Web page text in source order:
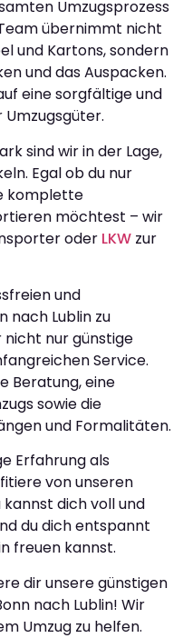
Umzugsprozess
übernimmt nicht
und Kartons, sondern
und das Auspacken.
eine sorgfältige und
sind wir in der Lage,
Egal ob du nur
komplette
möchtest – wir
oder LKW zur
und
nach Lublin zu
nur günstige
Service.
Beratung, eine
sowie die
und Formalitäten.
Erfahrung als
von unseren
kannst dich voll und
du dich entspannt
freuen kannst.
dir unsere günstigen
nach Lublin! Wir
Umzug zu helfen.